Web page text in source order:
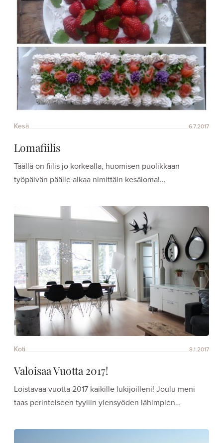
Kesä 6.7.2017
Lomafiilis
Täällä on fiilis jo korkealla, huomisen puolikkaan
työpäivän päälle alkaa nimittäin kesäloma!…
Koti 8.1.2017
Valoisaa Vuotta 2017!
Loistavaa vuotta 2017 kaikille lukijoilleni! Joulu meni
taas perinteiseen tyyliin ylensyöden lähimpien…